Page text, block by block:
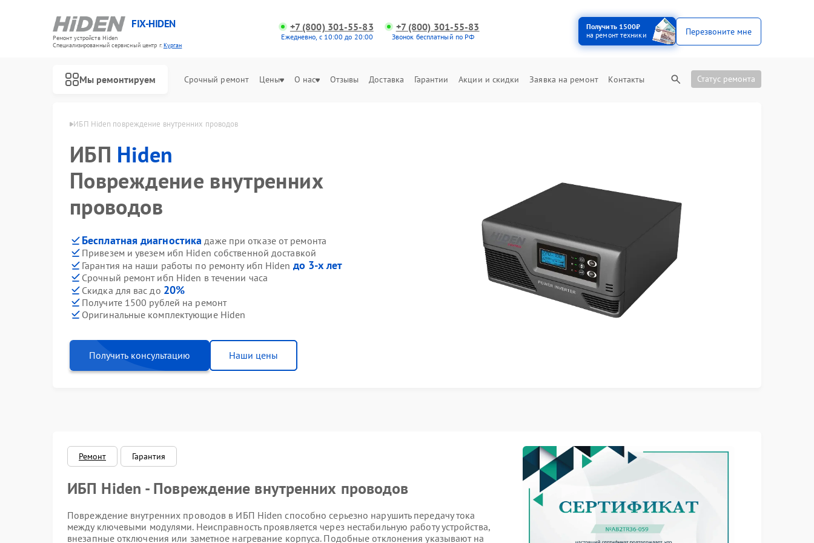
FIX-HIDEN
Ремонт устройств Hiden
Специализированный cервисный центр г.Курган
+7 (800) 301-55-83
Ежедневно, с 10:00 до 20:00
+7 (800) 301-55-83
Звонок бесплатный по РФ
Получить 1500₽
на ремонт техники
Перезвоните мне
Мы ремонтируем Срочный ремонт Цены О нас Отзывы Доставка Гарантии Акции и скидки Заявка на ремонт Контакты Статус ремонта
Hiden в Кургане ИБП Hiden повреждение внутренних проводов
ИБП Hiden
Повреждение внутренних
проводов
Бесплатная диагностика даже при отказе от ремонта
Привезем и увезем ибп Hiden собственной доставкой
Гарантия на наши работы по ремонту ибп Hiden до 3-х лет
Срочный ремонт ибп Hiden в течении часа
Скидка для вас до 20%
Получите 1500 рублей на ремонт
Оригинальные комплектующие Hiden
Получить консультацию Наши цены
Ремонт Гарантия
ИБП Hiden - Повреждение внутренних проводов
Повреждение внутренних проводов в ИБП Hiden способно серьезно нарушить передачу тока
между ключевыми модулями. Неисправность проявляется через нестабильную работу устройства,
внезапные отключения или заметное нагревание корпуса. Подобные отклонения указывают на